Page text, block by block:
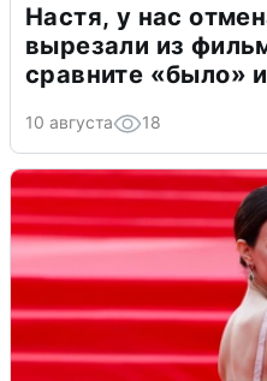
Настя, у нас
вырезали из
сравните «было»
10 августа 18